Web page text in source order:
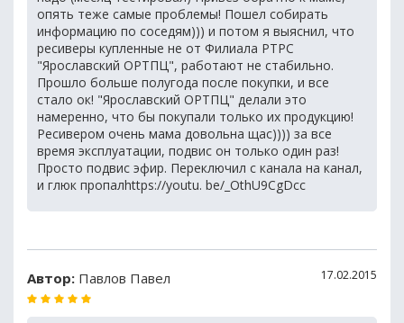
опять теже самые проблемы! Пошел собирать
информацию по соседям))) и потом я выяснил, что
ресиверы купленные не от Филиала РТРС
"Ярославский ОРТПЦ", работают не стабильно.
Прошло больше полугода после покупки, и все
стало ок! "Ярославский ОРТПЦ" делали это
намеренно, что бы покупали только их продукцию!
Ресивером очень мама довольна щас)))) за все
время эксплуатации, подвис он только один раз!
Просто подвис эфир. Переключил с канала на канал,
и глюк пропалhttps://youtu. be/_OthU9CgDcc
Автор: Павлов Павел 17.02.2015